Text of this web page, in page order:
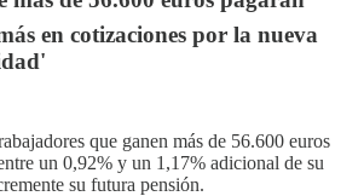
en cotizaciones por la nueva
que ganen más de 56.600 euros
un 0,92% y un 1,17% adicional de su
su futura pensión.